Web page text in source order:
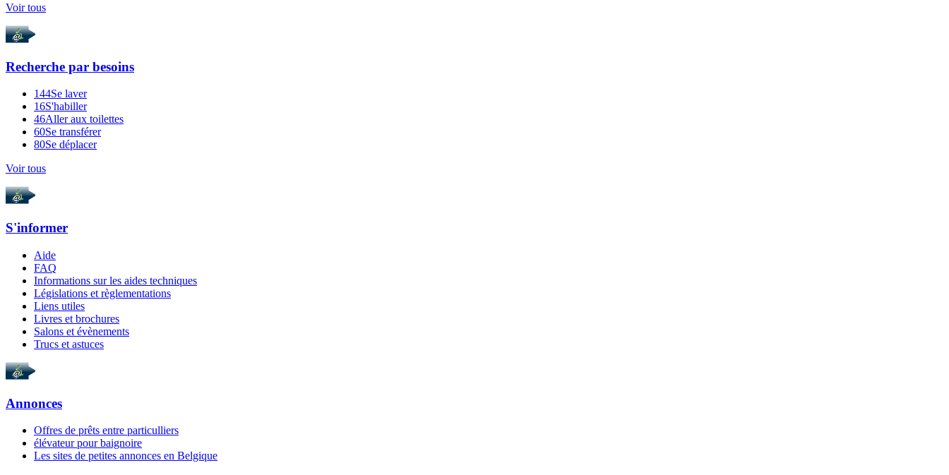
Voir tous
Recherche par besoins
144Se laver
16S'habiller
46Aller aux toilettes
60Se transférer
80Se déplacer
Voir tous
S'informer
Aide
FAQ
Informations sur les aides techniques
Législations et règlementations
Liens utiles
Livres et brochures
Salons et évènements
Trucs et astuces
Annonces
Offres de prêts entre particulliers
élévateur pour baignoire
Les sites de petites annonces en Belgique